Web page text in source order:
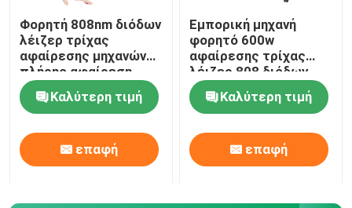
Φορητή 808nm διόδων
λέιζερ τρίχας
αφαίρεσης μηχανών
πλήρης αφαίρεση
τρίχας σώματος
μόνιμηΚαλύτερη τιμή
επαφή
Εμπορική μηχανή
φορητό 600w
αφαίρεσης τρίχας
λέιζερ 808 διόδων
Καλύτερη τιμή
επαφή